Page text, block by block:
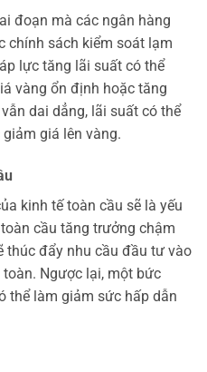
đoạn mà các ngân hàng
chính sách kiểm soát lạm
lực tăng lãi suất có thể
vàng ổn định hoặc tăng
dai dẳng, lãi suất có thể
giá lên vàng.
kinh tế toàn cầu sẽ là yếu
cầu tăng trưởng chậm
thúc đẩy nhu cầu đầu tư vào
Ngược lại, một bức
thể làm giảm sức hấp dẫn